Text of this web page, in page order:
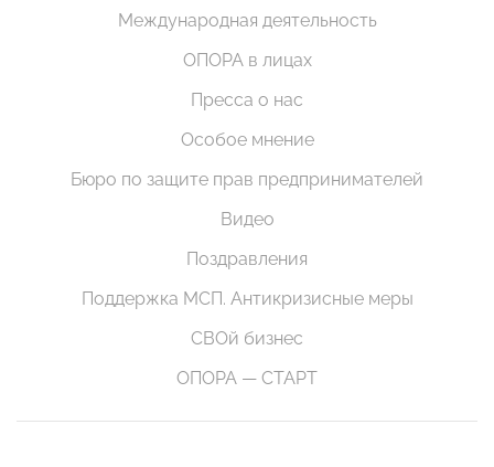
Международная деятельность
ОПОРА в лицах
Пресса о нас
Особое мнение
Бюро по защите прав предпринимателей
Видео
Поздравления
Поддержка МСП. Антикризисные меры
СВОй бизнес
ОПОРА — СТАРТ